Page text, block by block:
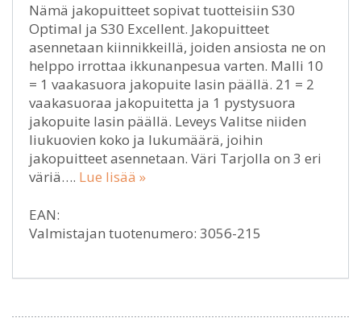
Nämä jakopuitteet sopivat tuotteisiin S30
Optimal ja S30 Excellent. Jakopuitteet
asennetaan kiinnikkeillä, joiden ansiosta ne on
helppo irrottaa ikkunanpesua varten. Malli 10
= 1 vaakasuora jakopuite lasin päällä. 21 = 2
vaakasuoraa jakopuitetta ja 1 pystysuora
jakopuite lasin päällä. Leveys Valitse niiden
liukuovien koko ja lukumäärä, joihin
jakopuitteet asennetaan. Väri Tarjolla on 3 eri
väriä…. Lue lisää »
EAN:
Valmistajan tuotenumero: 3056-215